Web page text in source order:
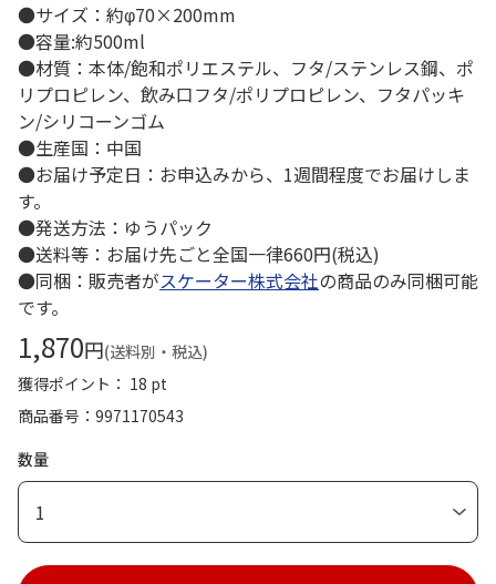
●サイズ：約φ70×200mm
●容量:約500ml
●材質：本体/飽和ポリエステル、フタ/ステンレス鋼、ポ
リプロピレン、飲み口フタ/ポリプロピレン、フタパッキ
ン/シリコーンゴム
●生産国：中国
●お届け予定日：お申込みから、1週間程度でお届けしま
す。
●発送方法：ゆうパック
●送料等：お届け先ごと全国一律660円(税込)
●同梱：販売者がスケーター株式会社の商品のみ同梱可能
です。
1,870円(送料別・税込)
獲得ポイント： 18 pt
商品番号
9971170543
数量
1